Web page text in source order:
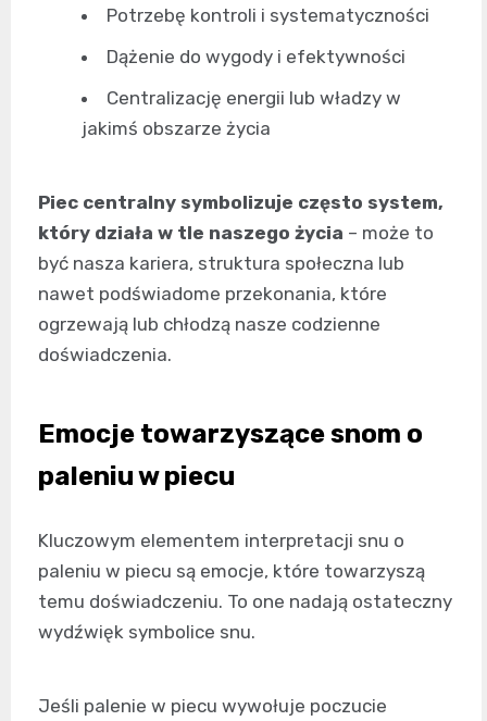
Potrzebę kontroli i systematyczności
Dążenie do wygody i efektywności
Centralizację energii lub władzy w
jakimś obszarze życia
Piec centralny symbolizuje często system,
który działa w tle naszego życia – może to
być nasza kariera, struktura społeczna lub
nawet podświadome przekonania, które
ogrzewają lub chłodzą nasze codzienne
doświadczenia.
Emocje towarzyszące snom o
paleniu w piecu
Kluczowym elementem interpretacji snu o
paleniu w piecu są emocje, które towarzyszą
temu doświadczeniu. To one nadają ostateczny
wydźwięk symbolice snu.
Jeśli palenie w piecu wywołuje poczucie